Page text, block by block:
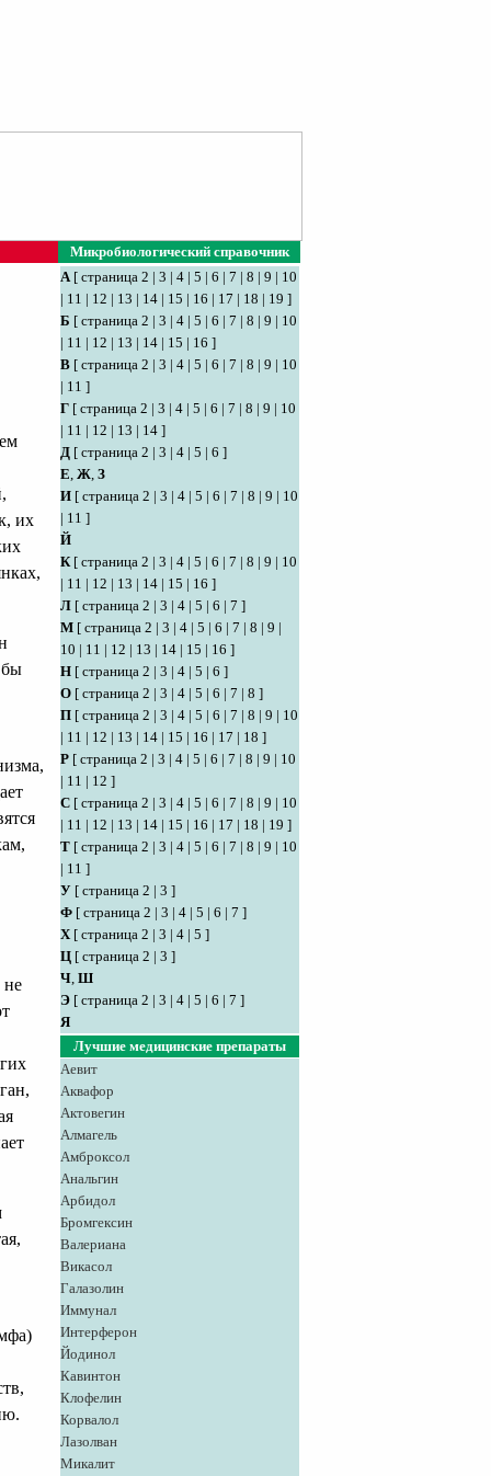
Микробиологический справочник
их
бы
не
А[ страница 2 | 3 | 4 | 5 | 6 | 7 | 8 | 9 | 10
| 11 | 12 | 13 | 14 | 15 | 16 | 17 | 18 | 19 ]
Б [ страница 2 | 3 | 4 | 5 | 6 | 7 | 8 | 9 | 10
| 11 | 12 | 13 | 14 | 15 | 16 ]
В [ страница 2 | 3 | 4 | 5 | 6 | 7 | 8 | 9 | 10
| 11 ]
Г [ страница 2 | 3 | 4 | 5 | 6 | 7 | 8 | 9 | 10
| 11 | 12 | 13 | 14 ]
Д [ страница 2 | 3 | 4 | 5 | 6 ]
Е, Ж, З
И [ страница 2 | 3 | 4 | 5 | 6 | 7 | 8 | 9 | 10
| 11 ]
Й
К[ страница 2 | 3 | 4 | 5 | 6 | 7 | 8 | 9 | 10
| 11 | 12 | 13 | 14 | 15 | 16 ]
Л [ страница 2 | 3 | 4 | 5 | 6 | 7 ]
М [ страница 2 | 3 | 4 | 5 | 6 | 7 | 8 | 9 |
10 | 11 | 12 | 13 | 14 | 15 | 16 ]
Н [ страница 2 | 3 | 4 | 5 | 6 ]
О [ страница 2 | 3 | 4 | 5 | 6 | 7 | 8 ]
П [ страница 2 | 3 | 4 | 5 | 6 | 7 | 8 | 9 | 10
| 11 | 12 | 13 | 14 | 15 | 16 | 17 | 18 ]
Р [ страница 2 | 3 | 4 | 5 | 6 | 7 | 8 | 9 | 10
| 11 | 12 ]
С [ страница 2 | 3 | 4 | 5 | 6 | 7 | 8 | 9 | 10
| 11 | 12 | 13 | 14 | 15 | 16 | 17 | 18 | 19 ]
Т [ страница 2 | 3 | 4 | 5 | 6 | 7 | 8 | 9 | 10
| 11 ]
У [ страница 2 | 3 ]
Ф [ страница 2 | 3 | 4 | 5 | 6 | 7 ]
Х[ страница 2 | 3 | 4 | 5 ]
Ц [ страница 2 | 3 ]
Ч, Ш
Э [ страница 2 | 3 | 4 | 5 | 6 | 7 ]
Я
Лучшие медицинские препараты
Аевит
Аквафор
Актовегин
Алмагель
Амброксол
Анальгин
Арбидол
Бромгексин
Валериана
Викасол
Галазолин
Иммунал
Интерферон
Йодинол
Кавинтон
Клофелин
Корвалол
Лазолван
Микалит